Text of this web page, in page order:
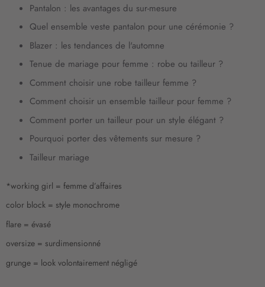
Pantalon : les avantages du sur-mesure
Quel ensemble veste pantalon pour une cérémonie ?
Blazer : les tendances de l'automne
Tenue de mariage pour femme : robe ou tailleur ?
Comment choisir une robe tailleur femme ?
Comment choisir un ensemble tailleur pour femme ?
Comment porter un tailleur pour un style élégant ?
Pourquoi porter des vêtements sur mesure ?
Tailleur mariage
*working girl = femme d’affaires
color block = style monochrome
flare = évasé
oversize = surdimensionné
grunge = look volontairement négligé
e
t
r
e
’
i
f
o
r
m
t
i
n